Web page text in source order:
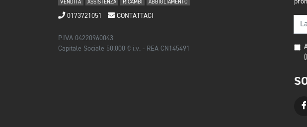
VENDITA ASSISTENZA RICAMBI ABBIGLIAMENTO
0173721051 CONTATTACI
P.IVA 04220960043
Capitale Sociale 50.000 € i.v. - REA CN145491